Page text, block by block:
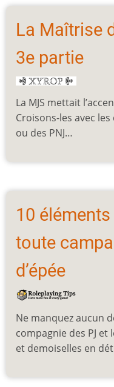
La Maîtrise
3e partie
La MJS mettait
Croisons-les avec
ou des PNJ…
10
toute
d’épée
Ne manquez aucun
compagnie des PJ
et demoiselles en